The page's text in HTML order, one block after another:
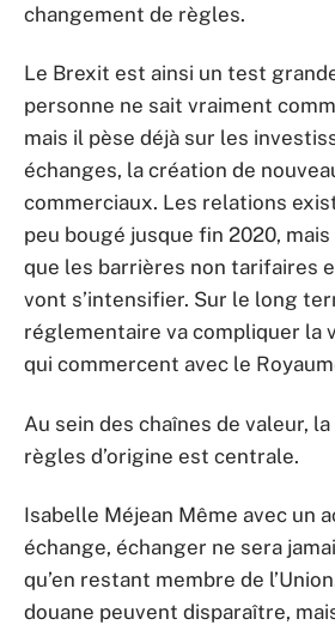
changement de règles.
Le Brexit est ainsi un test
personne ne sait vraiment
mais il pèse déjà sur les
échanges, la création de
commerciaux. Les relations
peu bougé jusque fin 2020,
que les barrières non tarifaires
vont s’intensifier. Sur le long
réglementaire va compliquer la
qui commercent avec le
Au sein des chaînes de valeur,
règles d’origine est centrale.
Isabelle Méjean Même avec un
échange, échanger ne sera
qu’en restant membre de
douane peuvent disparaître,